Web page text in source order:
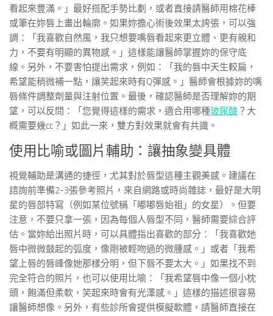
看起來豐滿。」最好搭配手勢比劃，或者直接請醫師用棉花棒
或筆在妳唇上畫出輪廓。如果妳擔心術後效果太誇張，可以強
調：「我喜歡自然風，我只想要嘴唇看起來更立體、更有親和
力，不要有明顯的異物感。」這樣能讓醫師掌握妳的保守底
線。另外，不要害怕提出需求，例如：「我的唇中天生較扁，
希望能稍微補一點，讓笑起來時有Q彈感。」醫師會根據妳的嘴
唇條件調整劑量與注射位置。最後，確認醫師是否理解妳的期
望，可以反問：「您覺得這樣的需求，適合用哪種玻尿酸 ？大
概需要幾cc？」如此一來，雙方對效果就會有共識。
使用比喻或圖片輔助：讓抽象變具體
視覺輔助是溝通的捷徑，尤其對於唇型這種主觀美感。建議在
諮詢前準備2-3張參考照片，來自網路或時尚雜誌，最好是大明
星的唇部特寫（例如某位號稱「嘟嘟唇始祖」的女星）。但要
注意，不要只拿一張，因為每個人唇型不同，醫師需要綜合評
估。當妳給出照片時，可以具體指出喜歡的部分：「我喜歡她
唇中微微鼓起的弧度，像剛被輕吻過的微腫感。」或者「我希
望上唇的唇峰像她那樣分明，但下唇不要太大。」如果找不到
完全符合的照片，也可以使用比喻：「我希望唇中像一個小枕
頭，飽滿但柔軟，笑起來時會有光澤感。」這樣的描述很容易
讓醫師想像。另外，有些診所會提供模擬軟體，請醫師直接在